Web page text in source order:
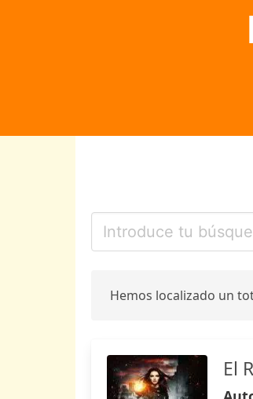
Hemos localizado un
El